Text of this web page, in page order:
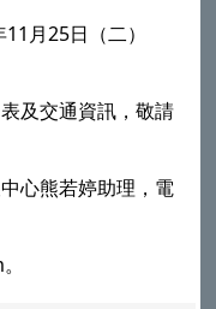
月25日（二）
及交通資訊，敬請
心熊若婷助理，電